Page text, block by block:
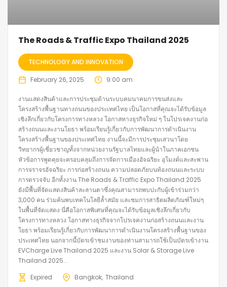
The Roads & Traffic Expo Thailand 2025
TECHNOLOGY AND INNOVATION
February 26, 2025 9:00 am
งานแสดงสินค้าและการประชุมด้านระบบคมนาคมการขนส่งและ
โครงสร้างพื้นฐานทางถนนของประเทศไทย เป็นโอกาสที่คุณจะได้รับข้อมูล
เชิงลึกเกี่ยวกับโครงการทางหลวง โอกาสทางธุรกิจใหม่ ๆ ในโปรเจคงานก่อ
สร้างถนนและงานโยธา พร้อมเรียนรู้เกี่ยวกับการพัฒนาการดำเนินงาน
โครงสร้างพื้นฐานของประเทศไทย งานนี้จะมีการประชุมเสวนาโดย
วิทยากรผู้เชี่ยวชาญทั้งจากหน่วยงานรัฐบาลไทยและผู้นำในภาคเอกชน
หัวข้อการพูดคุยจะครอบคลุมถึงการจัดการเมืองอัจฉริยะ อุโมงค์และสะพาน
การจราจรอัจฉริยะ การก่อสร้างถนน ความปลอดภัยบนท้องถนนและระบบ
การตรวจจับ อีกทั้งงาน The Roads & Traffic Expo Thailand 2025
ยังมีพื้นที่จัดแสดงสินค้าละลานตาซึ่งคุณสามารถพบปะกับผู้เข้าร่วมกว่า
3,000 คน ร่วมค้นพบเทคโนโลยีล้ำสมัย และชมการสาธิตผลิตภัณฑ์ใหม่ๆ
ในพื้นที่จัดแสดง นี่คือโอกาสพิเศษที่คุณจะได้รับข้อมูลเชิงลึกเกี่ยวกับ
โครงการทางหลวง โอกาสทางธุรกิจจากโปรเจคงานก่อสร้างถนนและงาน
โยธา พร้อมเรียนรู้เกี่ยวกับการพัฒนาการดำเนินงานโครงสร้างพื้นฐานของ
ประเทศไทย นอกจากนี้บัตรเข้าชมงานของท่านสามารถใช้เป็นบัตรเข้างาน
EVCharge Live Thailand 2025 และงาน Solar & Storage Live
Thailand 2025...
Expired
Bangkok Thailand